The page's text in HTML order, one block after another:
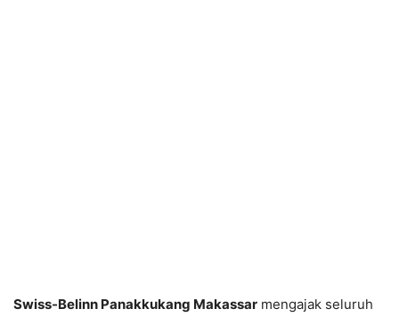
Swiss-Belinn Panakkukang Makassar mengajak seluruh